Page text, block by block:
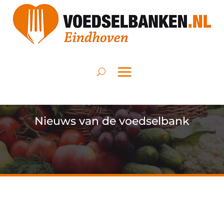
Nieuws van de voedselbank